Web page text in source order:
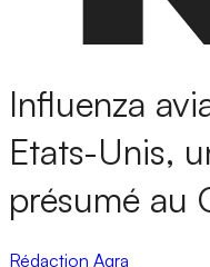
Influenza
Etats-Unis,
présumé au
Rédaction Agra